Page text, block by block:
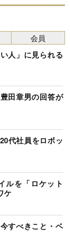
人」に見られる
田章男の回答が
代社員をロボッ
ルを「ロケット
ケ
すべきこと・ベ
会員